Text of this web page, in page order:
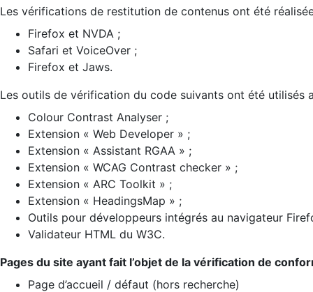
Les vérifications de restitution de contenus ont été
Firefox et NVDA ;
Safari et VoiceOver ;
Firefox et Jaws.
Les outils de vérification du code suivants ont été utilisés
Colour Contrast Analyser ;
Extension « Web Developer » ;
Extension « Assistant RGAA » ;
Extension « WCAG Contrast checker » ;
Extension « ARC Toolkit » ;
Extension « HeadingsMap » ;
Outils pour développeurs intégrés au navigateur
Validateur HTML du W3C.
Pages du site ayant fait l’objet de la vérification de
Page d’accueil / défaut (hors recherche)